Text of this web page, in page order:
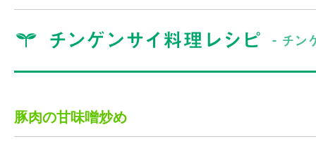
豚肉の甘味噌炒め